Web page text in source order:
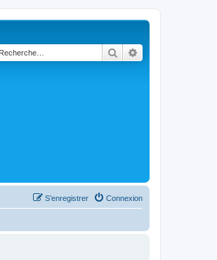
Rechercher
Connexion
S’enregistrer